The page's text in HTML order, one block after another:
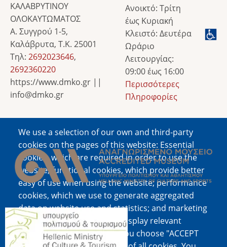
We use a selection of our own and third-party
cookies on the pages of this website: Essential
cookies, which are required in order to use the
website; functional cookies, which provide better
easy of use when using the website; performance
cookies, which we use to generate aggregated
data on website use and statistics; and marketing
cookies, which are used to display relevant
content and advertising. If you choose "ACCEPT
ΚΑΛΑΒΡΥΤΙΝΟΥ
ΟΛΟΚΑΥΤΩΜΑΤΟΣ
Α. Συγγρού 1-5,
Καλάβρυτα, Τ.Κ. 25001
Τηλ: 2692023646,
2692360220
https://www.dmko.gr ||
info@dmko.gr
Ανοικτό: Τρίτη
έως Κυριακή
Κλειστό: Δευτέρα
Ωράριο
Λειτουργίας:
09:00 έως 16:00
Περισσότερες
Πληροφορίες
Image
Image